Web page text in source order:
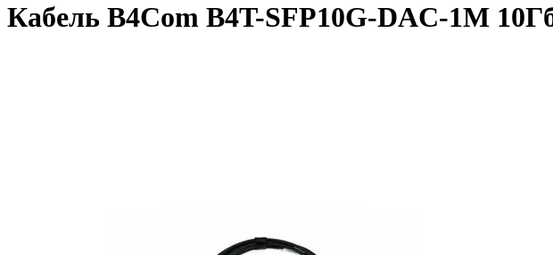
Кабель B4Com B4T-SFP10G-DAC-1M